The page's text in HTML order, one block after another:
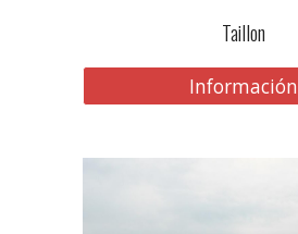
Taillon
Información